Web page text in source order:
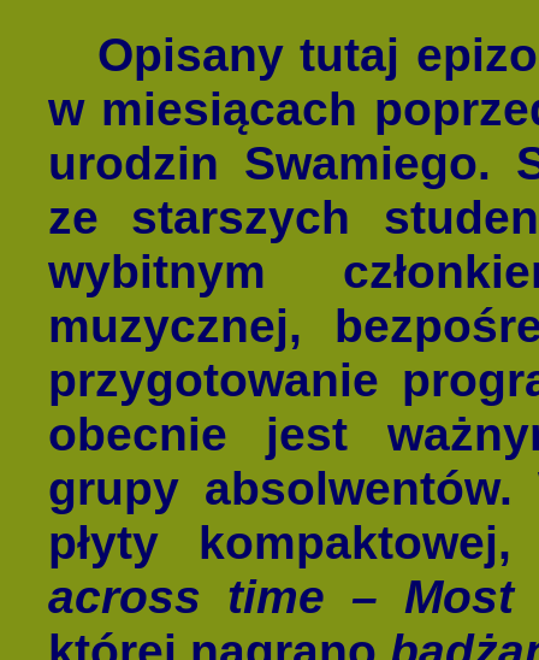
Opisany tutaj
w miesiącach
urodzin Swamiego.
ze starszych
wybitnym
muzycznej,
przygotowanie
obecnie jest
grupy absolwentów.
płyty
across time – Most